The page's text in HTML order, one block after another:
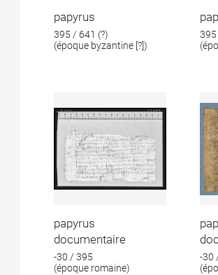
papyrus
395 / 641 (?)
(époque byzantine [?])
395
papyrus
documentaire
-30 / 395
(époque romaine)
-30